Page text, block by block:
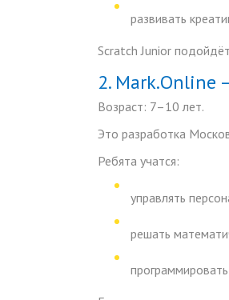
развивать
Scratch Junior
2. Mark.Online
Возраст: 7–10 лет.
Это разработка
Ребята учатся:
управлять
решать